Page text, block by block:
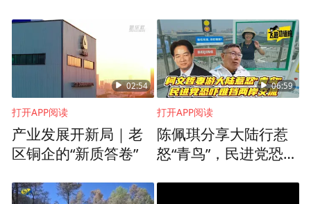
02:54
打开APP阅读
产业发展开新局｜老
区铜企的“新质答卷”
06:59
打开APP阅读
陈佩琪分享大陆行惹
怒“青鸟”，民进党恐吓